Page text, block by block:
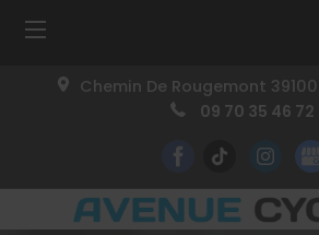
Chemin De Rougemont 39100
09 70 35 46 72